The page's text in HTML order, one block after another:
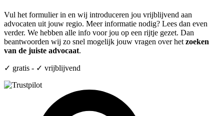
Vul het formulier in en wij introduceren jou vrijblijvend aan
advocaten uit jouw regio. Meer informatie nodig? Lees dan even
verder. We hebben alle info voor jou op een rijtje gezet. Dan
beantwoorden wij zo snel mogelijk jouw vragen over het zoeken
van de juiste advocaat.
✓ gratis - ✓ vrijblijvend